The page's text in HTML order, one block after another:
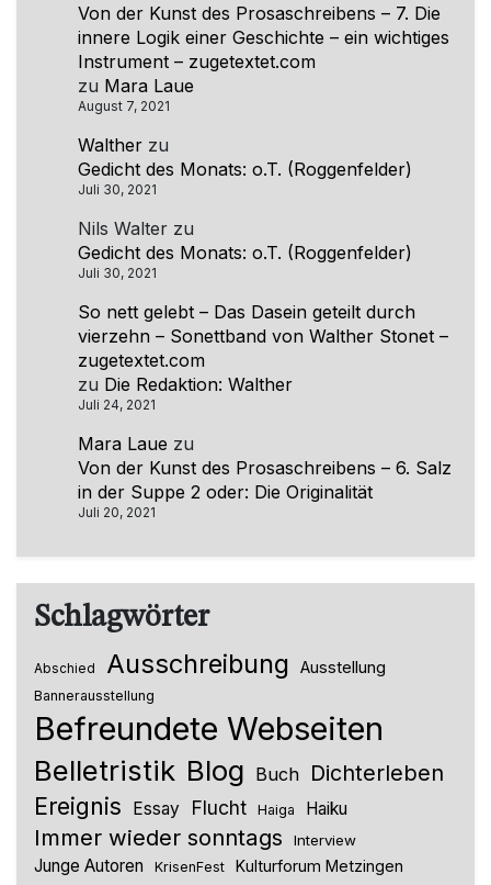
Von der Kunst des Prosaschreibens – 7. Die
innere Logik einer Geschichte – ein wichtiges
Instrument – zugetextet.com
zu Mara Laue
August 7, 2021
Walther zu
Gedicht des Monats: o.T. (Roggenfelder)
Juli 30, 2021
Nils Walter zu
Gedicht des Monats: o.T. (Roggenfelder)
Juli 30, 2021
So nett gelebt – Das Dasein geteilt durch
vierzehn – Sonettband von Walther Stonet –
zugetextet.com
zu Die Redaktion: Walther
Juli 24, 2021
Mara Laue zu
Von der Kunst des Prosaschreibens – 6. Salz
in der Suppe 2 oder: Die Originalität
Juli 20, 2021
Schlagwörter
Abschied Ausschreibung Ausstellung
Bannerausstellung
Befreundete Webseiten
Belletristik Blog Buch Dichterleben
Ereignis Essay Flucht Haiga Haiku
Immer wieder sonntags Interview
Junge Autoren KrisenFest Kulturforum Metzingen